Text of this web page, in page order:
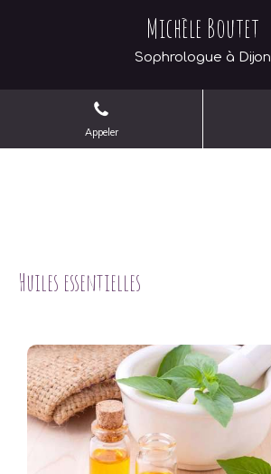
Michèle Boutet
Sophrologue à Dijon
Appeler
Huiles essentielles